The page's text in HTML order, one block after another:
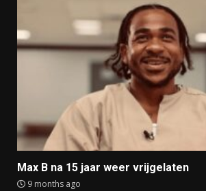
Max B na 15 jaar weer vrijgelaten
9 months ago